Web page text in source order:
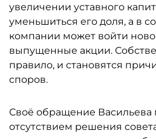
увеличении уставного
уменьшиться его доля, а в
компании может войти
выпущенные акции.
правило, и становятся
споров.
Своё обращение Васильева
отсутствием решения